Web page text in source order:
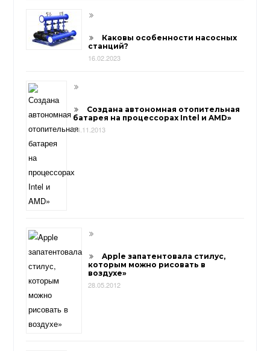
Каковы особенности насосных
станций?
16.02.2023
Создана автономная отопительная
батарея на процессорах Intel и AMD»
04.11.2013
Apple запатентовала стилус,
которым можно рисовать в
воздухе»
28.05.2012